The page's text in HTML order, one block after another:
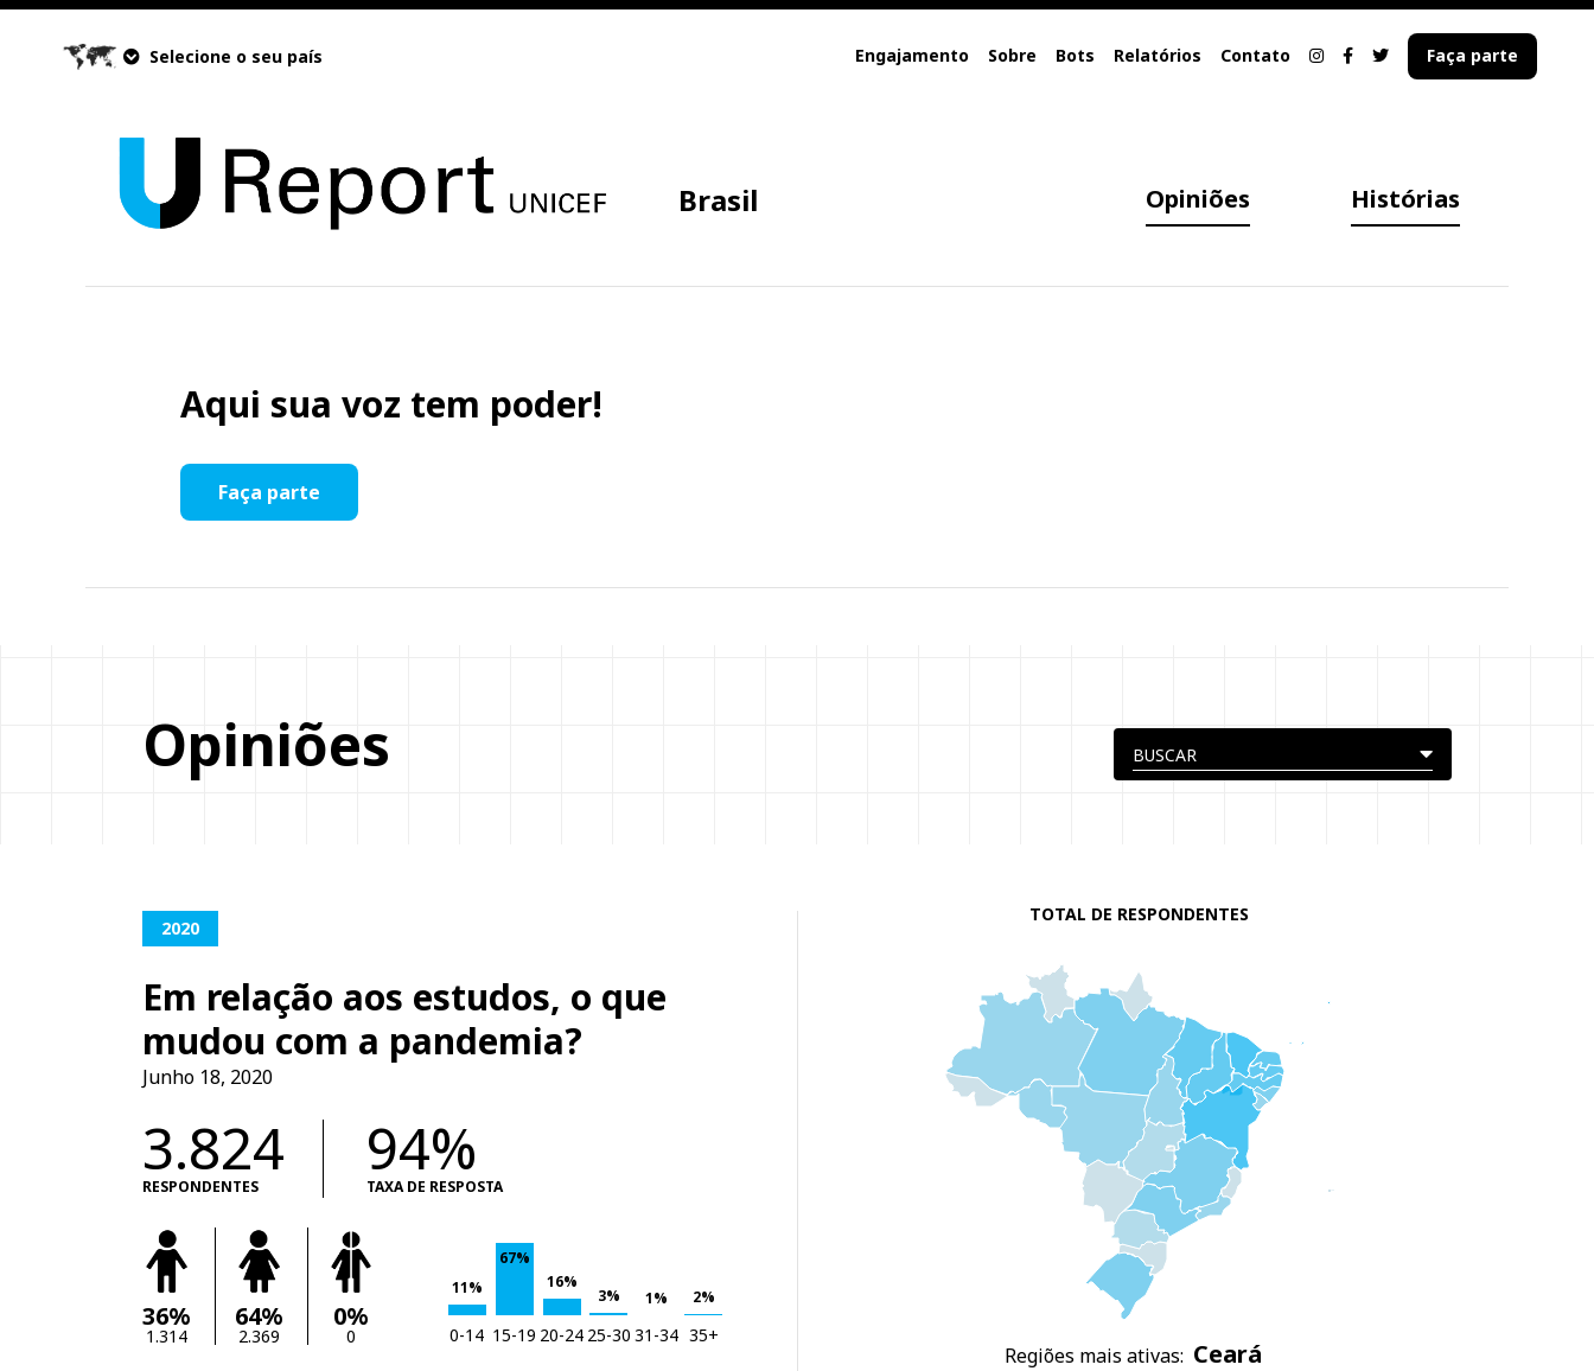
Selecione o seu país Engajamento Sobre Bots Relatórios Contato Faça parte
Brasil Opiniões Histórias
Aqui sua voz tem poder!
Faça parte
Opiniões
2020
Em relação aos estudos, o que
mudou com a pandemia?
Junho 18, 2020
3.824
RESPONDENTES
94%
TAXA DE RESPOSTA
36%
1.314
64%
2.369
0%
0
11%
67%
16%
3% 1% 2%
0-14 15-19 20-24 25-30 31-34 35+
TOTAL DE RESPONDENTES
Regiões mais ativas: Ceará